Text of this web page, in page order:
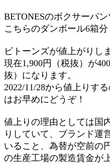
BETONESのボクサーパ
こちらのダンボール6箱分
ビトーンズが値上がりし
現在1,900円（税抜）が
抜）になります。
2022/11/28から値上りす
はお早めにどうぞ！
値上りの理由としては国
りしていて、ブランド運
いること、為替が空前の
の生産工場の製造賃金が